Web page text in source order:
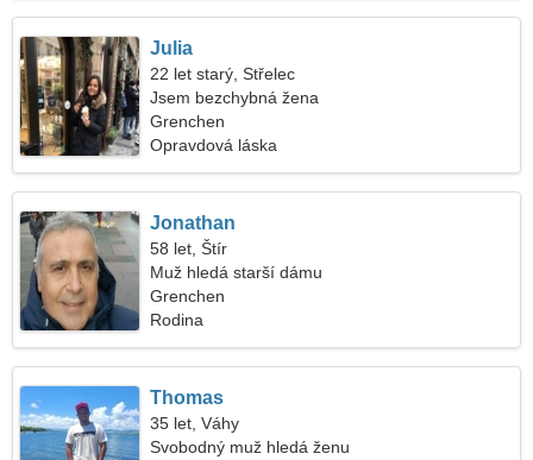
Julia
22 let starý, Střelec
Jsem bezchybná žena
Grenchen
Opravdová láska
Jonathan
58 let, Štír
Muž hledá starší dámu
Grenchen
Rodina
Thomas
35 let, Váhy
Svobodný muž hledá ženu